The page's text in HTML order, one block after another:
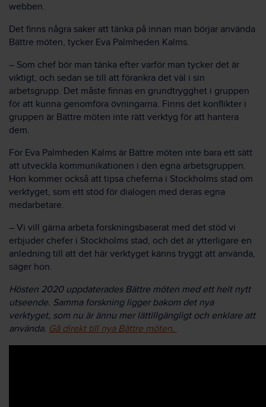
webben.
Det finns några saker att tänka på innan man börjar använda
Bättre möten, tycker Eva Palmheden Kalms.
– Som chef bör man tänka efter varför man tycker det är
viktigt, och sedan se till att förankra det väl i sin
arbetsgrupp. Det måste finnas en grundtrygghet i gruppen
för att kunna genomföra övningarna. Finns det konflikter i
gruppen är Bättre möten inte rätt verktyg för att hantera
dem.
För Eva Palmheden Kalms är Bättre möten inte bara ett sätt
att utveckla kommunikationen i den egna arbetsgruppen.
Hon kommer också att tipsa cheferna i Stockholms stad om
verktyget, som ett stöd för dialogen med deras egna
medarbetare.
– Vi vill gärna arbeta forskningsbaserat med det stöd vi
erbjuder chefer i Stockholms stad, och det är ytterligare en
anledning till att det här verktyget känns tryggt att använda,
säger hon.
Hösten 2020 uppdaterades Bättre möten med ett helt nytt
utseende. Samma forskning ligger bakom det nya
verktyget, som nu är ännu mer lättillgängligt och enklare att
använda. Gå direkt till nya Bättre möten.